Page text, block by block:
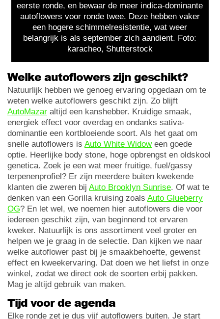
eerste ronde, en bewaar de meer indica-dominante
autoflowers voor ronde twee. Deze hebben vaker
een hogere schimmelresistentie, wat weer
belangrijk is als september zich aandient. Foto:
karacheo, Shutterstock
Welke autoflowers zijn geschikt?
Natuurlijk hebben we genoeg ervaring opgedaan om te
weten welke autoflowers geschikt zijn. Zo blijft
AutoMazar altijd een kanshebber. Kruidige smaak,
energiek effect voor overdag en ondanks sativa-
dominantie een kortbloeiende soort. Als het gaat om
snelle autoflowers is Auto White Widoween goede
optie. Heerlijke body stone, hoge opbrengst en oldskool
genetica. Zoek je een wat meer fruitige, fuel/gassy
terpenenprofiel? Er zijn meerdere buiten kwekende
klanten die zweren bij Auto Brooklyn Sunrise. Of wat te
denken van een Gorilla kruising zoals Auto Glueberry
OG? En let wel, we noemen hier autoflowers die voor
iedereen geschikt zijn, van beginnend tot ervaren
kweker. Natuurlijk is ons assortiment veel groter en
helpen we je graag in de selectie. Dan kijken we naar
welke autoflower past bij je smaakbehoefte, gewenst
effect en kweekervaring. Dat doen we het liefst in onze
winkel, zodat we direct ook de soorten erbij pakken.
Mag je altijd gebruik van maken.
Tijd voor de agenda
Elke ronde zet je dus vijf autoflowers buiten. Je start